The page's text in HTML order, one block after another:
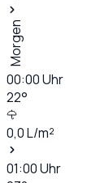
Morgen
00:00Uhr
22°
0,0L/m²
01:00Uhr